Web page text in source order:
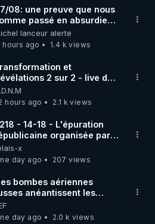
de méditation et
www.envol.app/code
08: une preuve que nous
passé en absurdie
dictature qui veut faire
ses opposant !
lanceur alerte
hours ago
1.4 k views
et
2 sur 2 - live du
08/26
hours ago
2.1 k views
- 14-18 - L'épuration
organisée par
frères de la truelle
x
day ago
207 views
bombes aériennes
anéantissent les
de contrôle de
de 3 brigades
day ago
2.0 k views